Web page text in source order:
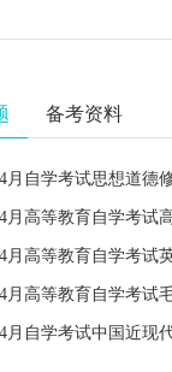
备考资料
月自学考试思想道德
月高等教育自学考试
月高等教育自学考试
月自学考试中国近现